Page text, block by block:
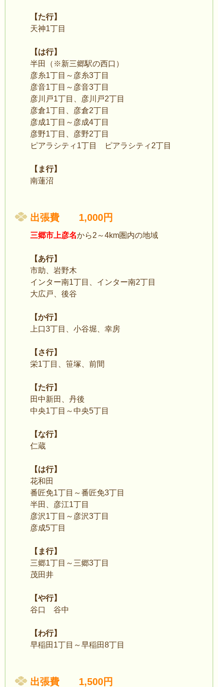
【た行】
天神1丁目
【は行】
半田（※新三郷駅の西口）
彦糸1丁目～彦糸3丁目
彦音1丁目～彦音3丁目
彦川戸1丁目、彦川戸2丁目
彦倉1丁目、彦倉2丁目
彦成1丁目～彦成4丁目
彦野1丁目、彦野2丁目
ピアラシティ1丁目 ピアラシティ2丁目
【ま行】
南蓮沼
出張費 1,000円
三郷市上彦名から2～4km圏内の地域
【あ行】
市助、岩野木
インター南1丁目、インター南2丁目
大広戸、後谷
【か行】
上口3丁目、小谷堀、幸房
【さ行】
栄1丁目、笹塚、前間
【た行】
田中新田、丹後
中央1丁目～中央5丁目
【な行】
仁蔵
【は行】
花和田
番匠免1丁目～番匠免3丁目
半田、彦江1丁目
彦沢1丁目～彦沢3丁目
彦成5丁目
【ま行】
三郷1丁目～三郷3丁目
茂田井
【や行】
谷口 谷中
【わ行】
早稲田1丁目～早稲田8丁目
出張費 1,500円